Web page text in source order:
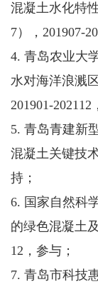
混凝土水化特
7），201907-
4. 青岛农业大
水对海洋浪溅
201901-202112
5. 青岛青建新
混凝土关键技
持；
6. 国家自然科
的绿色混凝土
12，参与；
7. 青岛市科技